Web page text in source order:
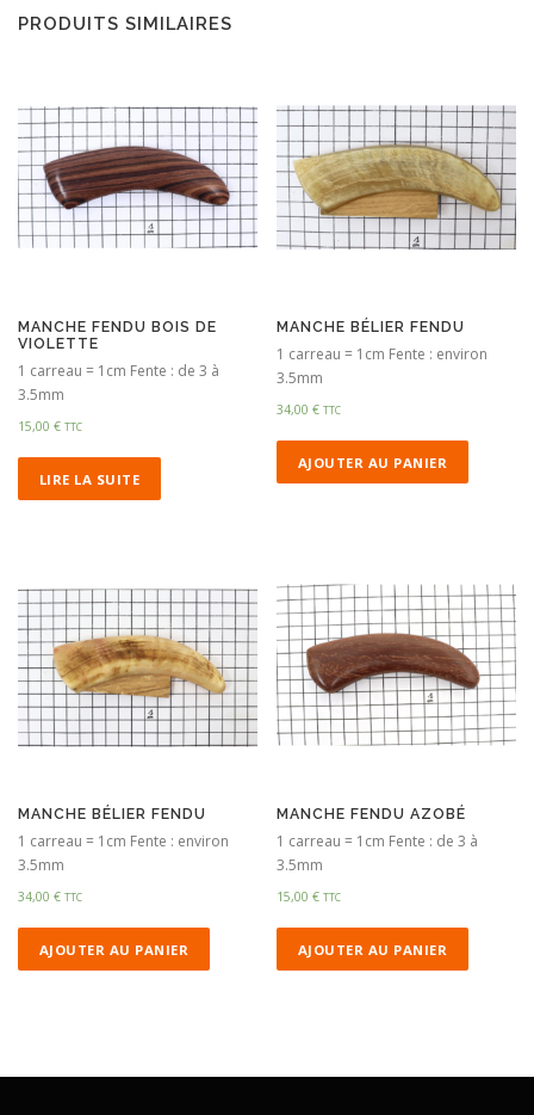
PRODUITS SIMILAIRES
MANCHE FENDU BOIS DE
VIOLETTE
1 carreau = 1cm Fente : de 3 à
3.5mm
15,00 € TTC
LIRE LA SUITE
MANCHE BÉLIER FENDU
1 carreau = 1cm Fente : environ
3.5mm
34,00€ TTC
AJOUTER AU PANIER
MANCHE BÉLIER FENDU
1 carreau = 1cm Fente : environ
3.5mm
34,00 € TTC
AJOUTER AU PANIER
MANCHE FENDU AZOBÉ
1 carreau = 1cm Fente : de 3 à
3.5mm
15,00€ TTC
AJOUTER AU PANIER